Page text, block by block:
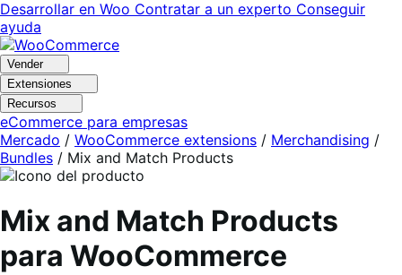
Ir
a
navegación
Saltar
al
contenido
Desarrollar en Woo Contratar a un experto Conseguir
ayuda
Vender
Extensiones
Recursos
eCommerce para empresas
Mercado / WooCommerce extensions / Merchandising /
Bundles / Mix and Match Products
Mix and Match Products
para WooCommerce